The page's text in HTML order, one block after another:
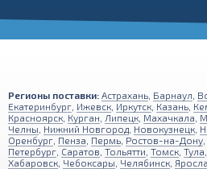
Регионы поставки: Астрахань Барнаул
Екатеринбург Ижевск Иркутск Казань
Красноярск Курган Липецк Махачкала
Челны Нижний Новгород Новокузнецк
Оренбург Пенза Пермь Ростов-на-Дону
Петербург Саратов Тольятти Томск Тула
Хабаровск Чебоксары Челябинск